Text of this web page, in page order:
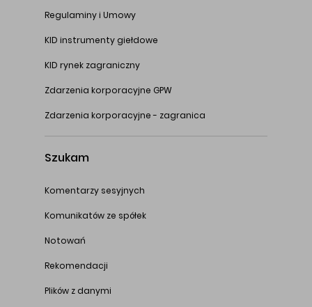
Regulaminy i Umowy
KID instrumenty giełdowe
KID rynek zagraniczny
Zdarzenia korporacyjne GPW
Zdarzenia korporacyjne - zagranica
Szukam
Komentarzy sesyjnych
Komunikatów ze spółek
Notowań
Rekomendacji
Plików z danymi